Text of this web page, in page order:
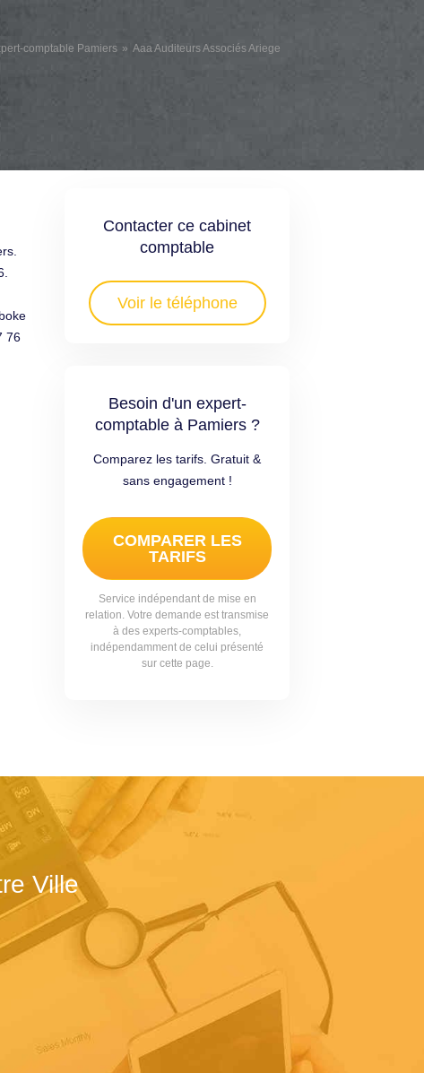
comptable Pamiers Aaa Auditeurs Associés Ariege
Contacter ce cabinet
comptable
Voir le téléphone
Besoin d'un expert-
comptable à Pamiers ?
Comparez les tarifs. Gratuit &
sans engagement !
COMPARER LES
TARIFS
Service indépendant de mise en
relation. Votre demande est transmise
à des experts-comptables,
indépendamment de celui présenté
sur cette page.
76
Ville